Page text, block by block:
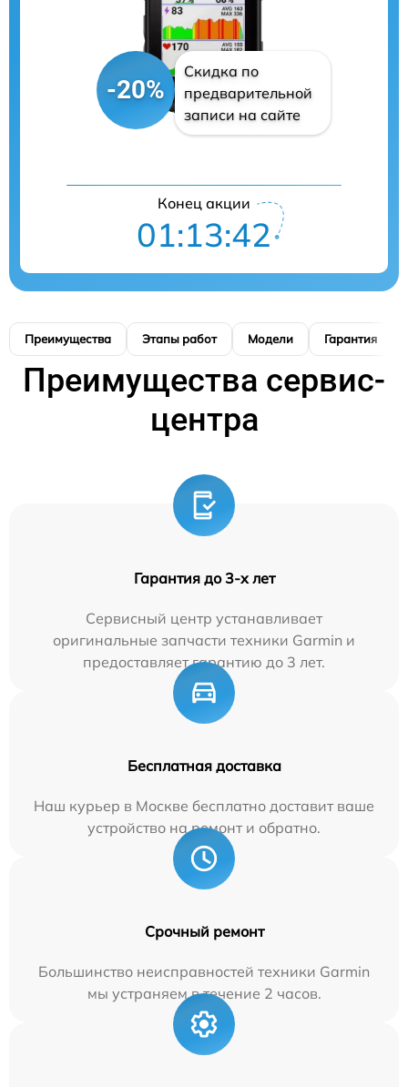
-20%
Скидка по
предварительной
записи на сайте
Конец акции
01:13:41
Преимущества Этапы работ Модели Гарантия
Преимущества сервис-
центра
Гарантия до 3-х лет
Сервисный центр устанавливает
оригинальные запчасти техники Garmin и
предоставляет гарантию до 3 лет.
Бесплатная доставка
Наш курьер в Москве бесплатно доставит ваше
устройство на ремонт и обратно.
Срочный ремонт
Большинство неисправностей техники Garmin
мы устраняем в течение 2 часов.